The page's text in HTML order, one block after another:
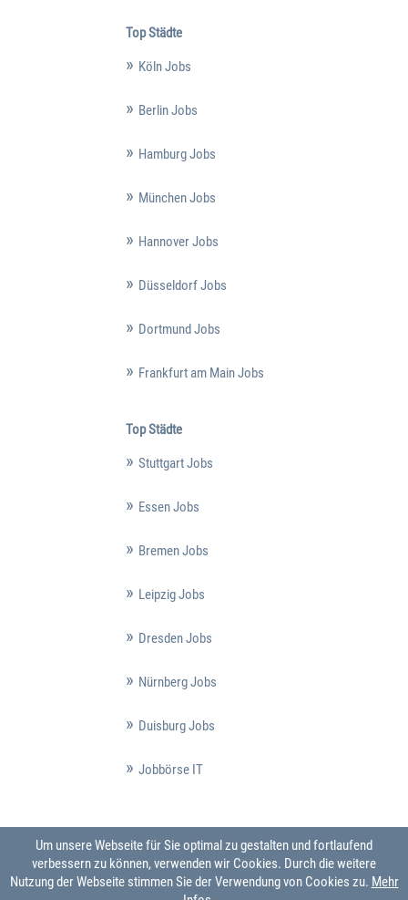
Top Städte
Köln Jobs
Berlin Jobs
Hamburg Jobs
München Jobs
Hannover Jobs
Düsseldorf Jobs
Dortmund Jobs
Frankfurt am Main Jobs
Top Städte
Stuttgart Jobs
Essen Jobs
Bremen Jobs
Leipzig Jobs
Dresden Jobs
Nürnberg Jobs
Duisburg Jobs
Jobbörse IT
Um unsere Webseite für Sie optimal zu gestalten und fortlaufend
verbessern zu können, verwenden wir Cookies. Durch die weitere
Nutzung der Webseite stimmen Sie der Verwendung von Cookies zu. Mehr